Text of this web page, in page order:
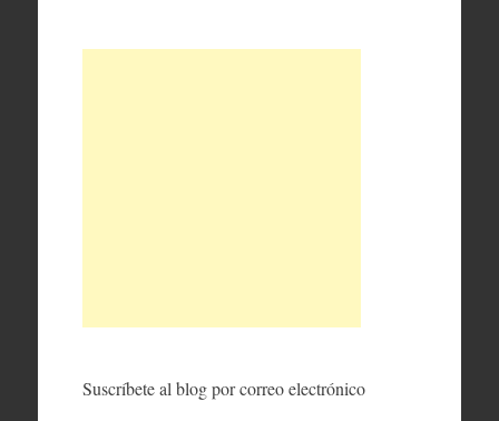
Suscríbete al blog por correo electrónico